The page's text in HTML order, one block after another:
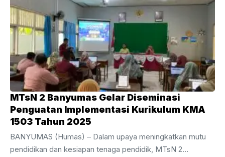
bersama di ruang guru pada pukul 07.15 hingga 08.00 WIB.
Rapat ini difokuskan pada pembahasan teknis
pentasyarufan dana zakat yang bersumber dari
pengembalian 60% dana zakat ASN melalui UPZ Pusat
Kemenag Kabupaten Banyumas.Jalannya rapat dipimpin
langsung oleh Ketua UPZ Cabang MTs ...
MTsN 2 Banyumas Gelar Diseminasi
Penguatan Implementasi Kurikulum KMA
1503 Tahun 2025
BANYUMAS (Humas) – Dalam upaya meningkatkan mutu
pendidikan dan kesiapan tenaga pendidik, MTsN 2